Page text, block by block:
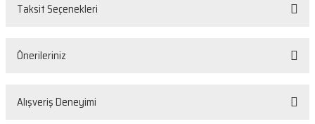
Taksit Seçenekleri
Önerileriniz
Bu ürünün fiyat bilgisi, resim, ürün açıklamalarında ve diğer konularda
Alışveriş Deneyimi